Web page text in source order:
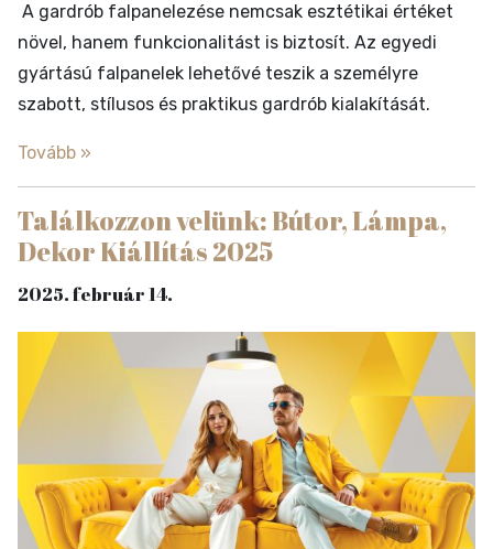
A gardrób falpanelezése nemcsak esztétikai értéket
növel, hanem funkcionalitást is biztosít. Az egyedi
gyártású falpanelek lehetővé teszik a személyre
szabott, stílusos és praktikus gardrób kialakítását.
Tovább »
Találkozzon velünk: Bútor, Lámpa,
Dekor Kiállítás 2025
2025. február 14.